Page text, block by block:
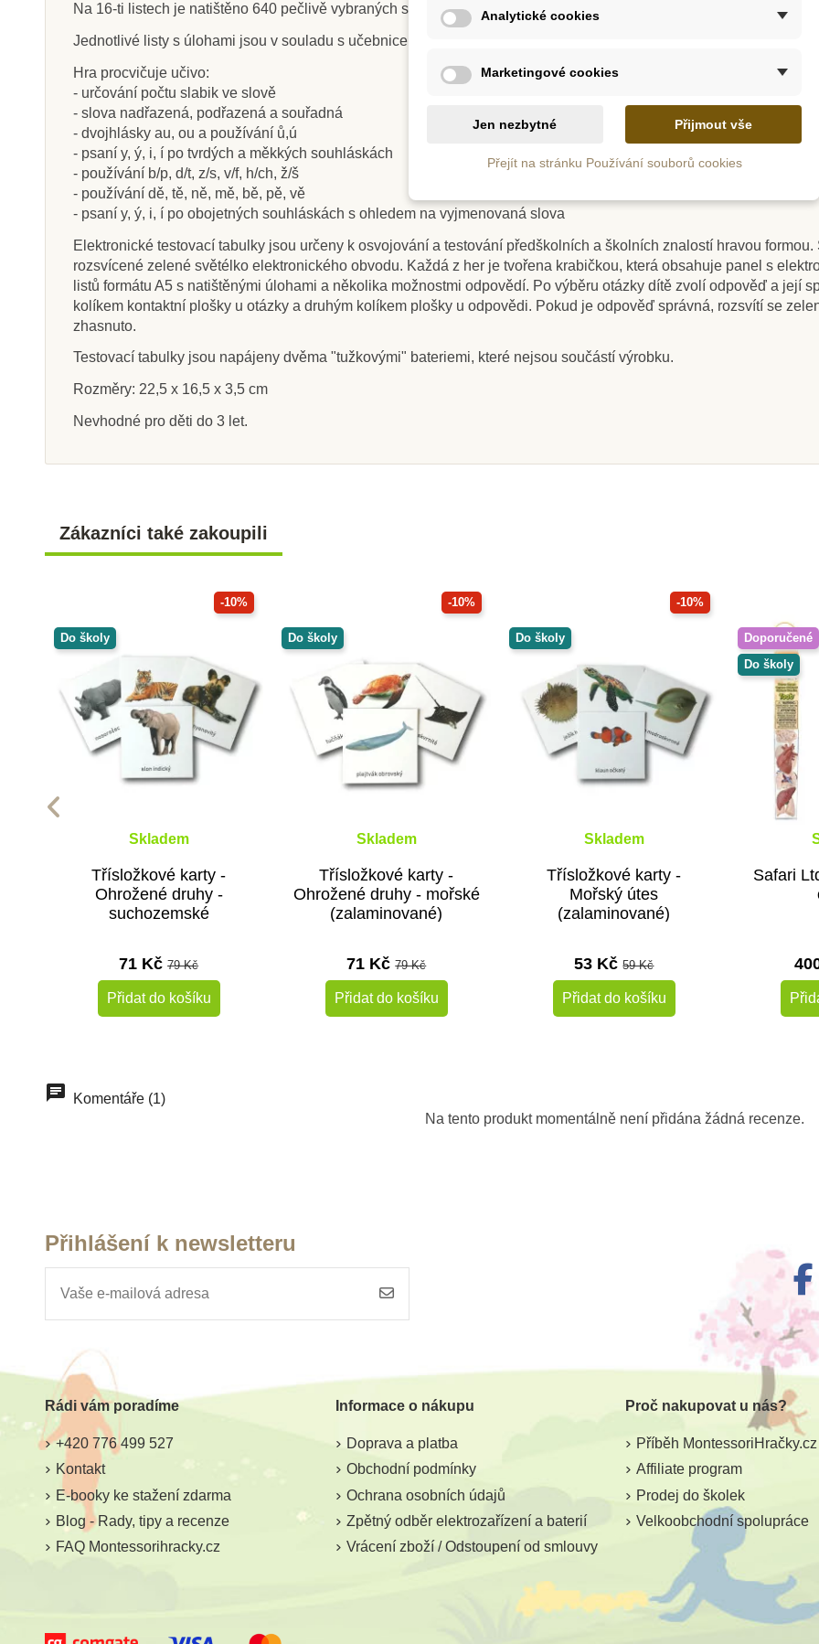
Skladem
PlanToys Braillova čísla
1-10
440 Kč489 Kč
Přidat do košíku
JIRI MODELS Moje první
úkoly - Písmenka A - Z
134 Kč149 Kč
Přidat do košíku
Bigjigs Toys Dřevěný
číselník
Přidat do košíku
Na 16-ti listech je natištěno 640 pečlivě vybraných slov, do kterých děti doplňují chybějící písmenka. Ve spodní
Jednotlivé listy s úlohami jsou v souladu s učebnicemi pro 1. až 3. třídu základní školy.
Hra procvičuje učivo:
- určování počtu slabik ve slově
- slova nadřazená, podřazená a souřadná
- dvojhlásky au, ou a používání ů,ú
- psaní y, ý, i, í po tvrdých a měkkých souhláskách
- používání b/p, d/t, z/s, v/f, h/ch, ž/š
- používání dě, tě, ně, mě, bě, pě, vě
- psaní y, ý, i, í po obojetných souhláskách s ohledem na vyjmenovaná slova
Elektronické testovací tabulky jsou určeny k osvojování a testování předškolních a školních znalostí hravou
rozsvícené zelené světélko elektronického obvodu. Každá z her je tvořena krabičkou, která obsahuje panel s
listů formátu A5 s natištěnými úlohami a několika možnostmi odpovědí. Po výběru otázky dítě zvolí odpověď a její
kolíkem kontaktní plošky u otázky a druhým kolíkem plošky u odpovědi. Pokud je odpověď správná, rozsvítí se
zhasnuto.
Testovací tabulky jsou napájeny dvěma "tužkovými" bateriemi, které nejsou součástí výrobku.
Rozměry: 22,5 x 16,5 x 3,5 cm
Nevhodné pro děti do 3 let.
Zákazníci také zakoupili
-10%
Do školy
Skladem
Třísložkové karty -
Ohrožené druhy -
suchozemské
71 Kč79 Kč
Přidat do košíku
-10%
Do školy
Skladem
Třísložkové karty -
Ohrožené druhy - mořské
(zalaminované)
71 Kč79 Kč
Přidat do košíku
-10%
Do školy
Skladem
Třísložkové karty -
Mořský útes
(zalaminované)
53 Kč59 Kč
Přidat do košíku
Doporučené
Do školy
Safari
Skladem
Korálková krabice -
barevné schody (1-10)
Přidat do košíku
Skladem
Přidat do košíku
Třísložkové karty - Hadi a
Komentáře (1)
Na tento produkt momentálně není přidána žádná recenze.
Přihlášení k newsletteru
Rádi vám poradíme
+420 776 499 527
Kontakt
E-booky ke stažení zdarma
Blog - Rady, tipy a recenze
FAQ Montessorihracky.cz
Informace o nákupu
Doprava a platba
Obchodní podmínky
Ochrana osobních údajů
Zpětný odběr elektrozařízení a baterií
Vrácení zboží / Odstoupení od smlouvy
Proč nakupovat u nás?
Příběh MontessoriHračky.cz
Affiliate program
Prodej do školek
Velkoobchodní spolupráce
Analytické cookies
Marketingové cookies
Jen nezbytné Přijmout vše
Přejít na stránku Používání souborů cookies